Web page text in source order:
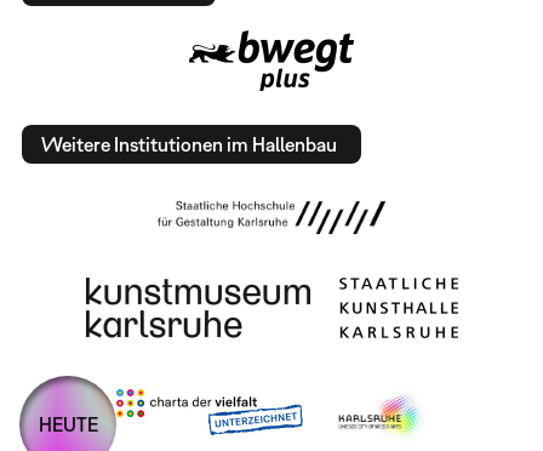
Weitere Institutionen im Hallenbau
HEUTE